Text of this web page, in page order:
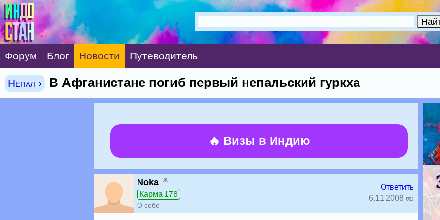
Форум Блог Новости Путеводитель
Непал › В Афганистане погиб первый непальский гуркха
🔥 Визы в Индию
Noka ж
Карма 178
О себе
Ответить
6.11.2008